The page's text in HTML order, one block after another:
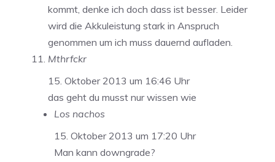
kommt, denke ich doch dass ist besser. Leider
wird die Akkuleistung stark in Anspruch
genommen um ich muss dauernd aufladen.
Mthrfckr
15. Oktober 2013 um 16:46 Uhr
das geht du musst nur wissen wie
Los nachos
15. Oktober 2013 um 17:20 Uhr
Man kann downgrade?